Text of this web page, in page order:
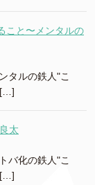
こと〜メンタルの
タルの鉄人"こ
[…]
太
バ化の鉄人"こ
[…]